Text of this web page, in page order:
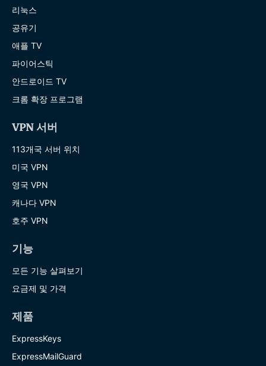
리눅스
공유기
애플 TV
파이어스틱
안드로이드 TV
크롬 확장 프로그램
VPN 서버
113개국 서버 위치
미국 VPN
영국 VPN
캐나다 VPN
호주 VPN
기능
모든 기능 살펴보기
요금제 및 가격
제품
ExpressKeys
ExpressMailGuard